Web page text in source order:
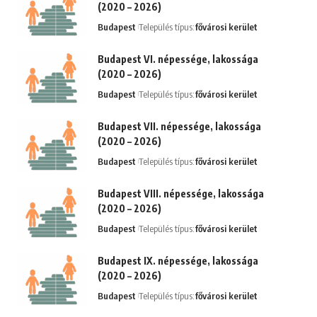
(2020 – 2026)
Budapest Település típus:fővárosi kerület
Budapest VI. népessége, lakossága
(2020 – 2026)
Budapest Település típus:fővárosi kerület
Budapest VII. népessége, lakossága
(2020 – 2026)
Budapest Település típus:fővárosi kerület
Budapest VIII. népessége, lakossága
(2020 – 2026)
Budapest Település típus:fővárosi kerület
Budapest IX. népessége, lakossága
(2020 – 2026)
Budapest Település típus:fővárosi kerület